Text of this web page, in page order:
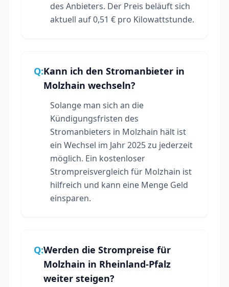
des Anbieters. Der Preis beläuft sich
aktuell auf 0,51 € pro Kilowattstunde.
Q:Kann ich den Stromanbieter in
Molzhain wechseln?
Solange man sich an die
Kündigungsfristen des
Stromanbieters in Molzhain hält ist
ein Wechsel im Jahr 2025 zu jederzeit
möglich. Ein kostenloser
Strompreisvergleich für Molzhain ist
hilfreich und kann eine Menge Geld
einsparen.
Q:Werden die Strompreise für
Molzhain in Rheinland-Pfalz
weiter steigen?